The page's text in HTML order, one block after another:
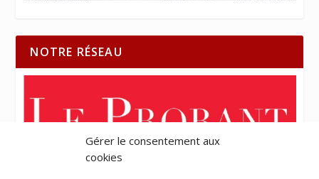
Gérer le consentement aux
cookies
NOTRE RÉSEAU